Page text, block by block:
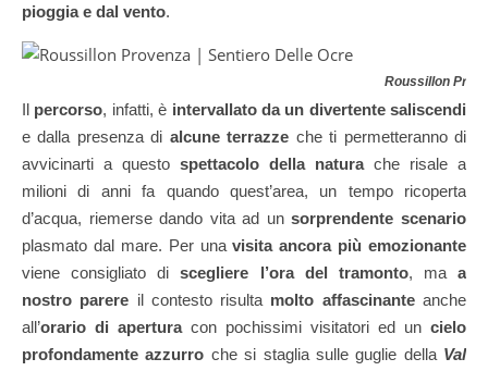
pioggia e dal vento.
Roussillon
Il percorso, infatti, è intervallato da un divertente saliscendi
e dalla presenza di alcune terrazze che ti permetteranno di
avvicinarti a questo spettacolo della naturache risale a
milioni di anni fa quando quest’area, un tempo ricoperta
d’acqua, riemerse dando vita ad unsorprendente scenario
plasmato dal mare. Per unavisita ancora più emozionante
viene consigliato discegliere l’ora del tramonto, ma a
nostro parere il contesto risulta molto affascinanteanche
all’orario di aperturacon pochissimi visitatori ed un cielo
profondamente azzurro che si staglia sulle guglie della Val